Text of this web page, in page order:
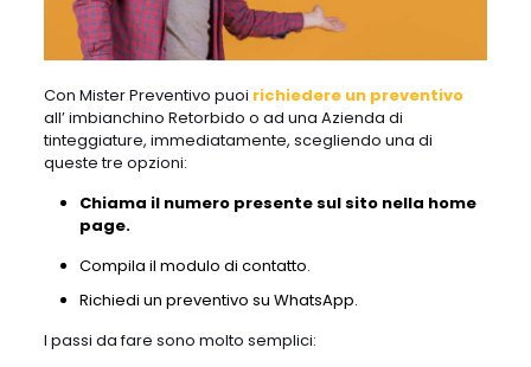
Con Mister Preventivo puoi richiedere un preventivo
all’ imbianchino Retorbido o ad una Azienda di
tinteggiature, immediatamente, scegliendo una di
queste tre opzioni:
Chiama il numero presente sul sito nella home
page.
Compila il modulo di contatto.
Richiedi un preventivo su WhatsApp.
I passi da fare sono molto semplici: